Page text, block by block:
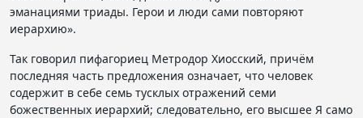
эманациями триады. Герои и люди сами повторяют
иерархию».
Так говорил пифагориец Метродор Хиосский, причём
последняя часть предложения означает, что человек
содержит в себе семь тусклых отражений семи
божественных иерархий; следовательно, его высшее Я само